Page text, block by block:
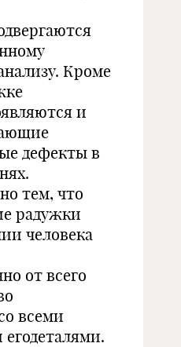
Кроме
и
дефекты в
тем, что
радужки
человека
от всего
всеми